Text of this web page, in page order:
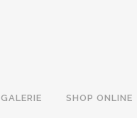
GALERIE SHOP ONLINE